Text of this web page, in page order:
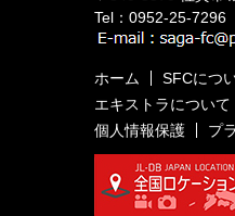
Tel： 0952-25-7296
ホーム SFCにつ
エキストラについて
個人情報保護
プ